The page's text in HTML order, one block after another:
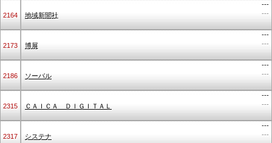
2164 地域新聞社
---
---
2173 博展
---
---
2186 ソーバル
---
---
2315 ＣＡＩＣＡ ＤＩＧＩＴＡＬ
---
---
2317 システナ
---
---